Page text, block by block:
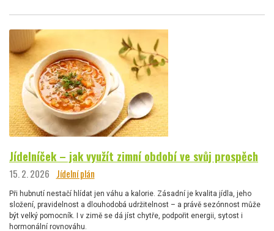
Jídelníček – jak využít zimní období ve svůj prospěch
15. 2. 2026 Jídelní plán
Při hubnutí nestačí hlídat jen váhu a kalorie. Zásadní je kvalita jídla, jeho
složení, pravidelnost a dlouhodobá udržitelnost – a právě sezónnost může
být velký pomocník. I v zimě se dá jíst chytře, podpořit energii, sytost i
hormonální rovnováhu.